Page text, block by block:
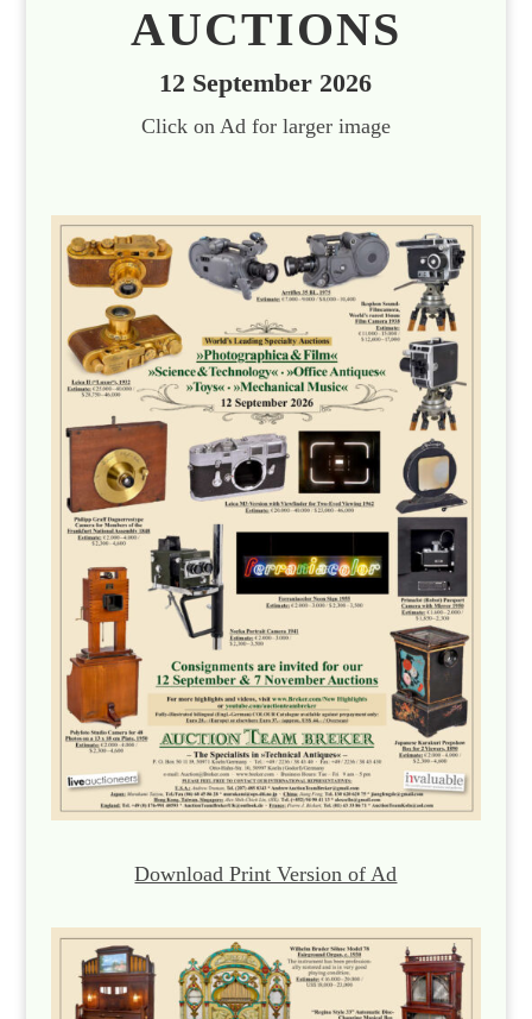
AUCTIONS
12 September 2026
Click on Ad for larger image
Download Print Version of Ad